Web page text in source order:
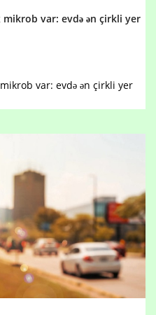
var: evdə ən çirkli yer
var: evdə ən çirkli yer